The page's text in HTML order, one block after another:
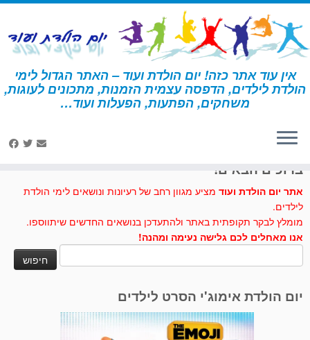
דלג
לתוכן
אין עוד אתר כזה! יום הולדת ועוד – האתר הגדול לימי
הולדת לילדים, הדפסה עצמית הזמנות, מתכונים לעוגות,
משחקים, הפתעות, הפעלות ועוד… דף הבית » יומולדת
ברוכים הבאים!
אתר יום הולדת ועוד מציע מגוון רחב של רעיונות ונושאים לימי הולדת
לילדים.
מומלץ לבקר תקופתית באתר ולהתעדכן בנושאים החדשים שיתווספו.
אנו מאחלים לכם גלישה נעימה ומהנה!
יום הולדת אימוג'י הסרט לילדים